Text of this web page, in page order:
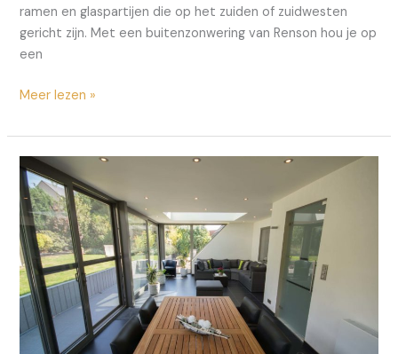
ramen en glaspartijen die op het zuiden of zuidwesten
gericht zijn. Met een buitenzonwering van Renson hou je op
een
Welke
zonwering
bestaan
er?
Doe
de
test!
Meer lezen »